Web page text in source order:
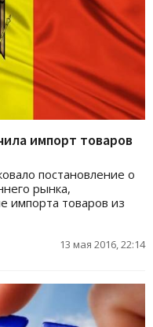
импорт товаров
постановление о
рынка,
импорта товаров из
13 мая 2016, 22:14